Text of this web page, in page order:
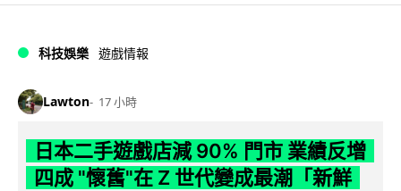
科技娛樂 遊戲情報
Lawton 17 小時
日本二手遊戲店減 90% 門市 業績反增
四成 "懷舊"在 Z 世代變成最潮「新鮮